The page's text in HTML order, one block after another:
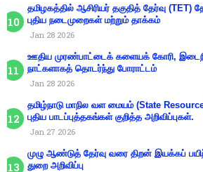
தமிழகத்தில் ஆசிரியர் தகுதித் தேர்வு (TET)
புதிய நடைமுறைகள் மற்றும் தாக்கம்
Jan 28 2026
ஊதிய முரண்பாட்டைக் களையக் கோரி,
நாட்களாகத் தொடர்ந்து போராட்டம்
Jan 28 2026
தமிழ்நாடு மாநில வள மையம் (State Resource
புதிய பாடப்புத்தகங்கள் குறித்த அறிவிப்புகள்.
Jan 27 2026
முழு ஆண்டுத் தேர்வு வரை திறன் இயக்கப்
துறை அறிவிப்பு